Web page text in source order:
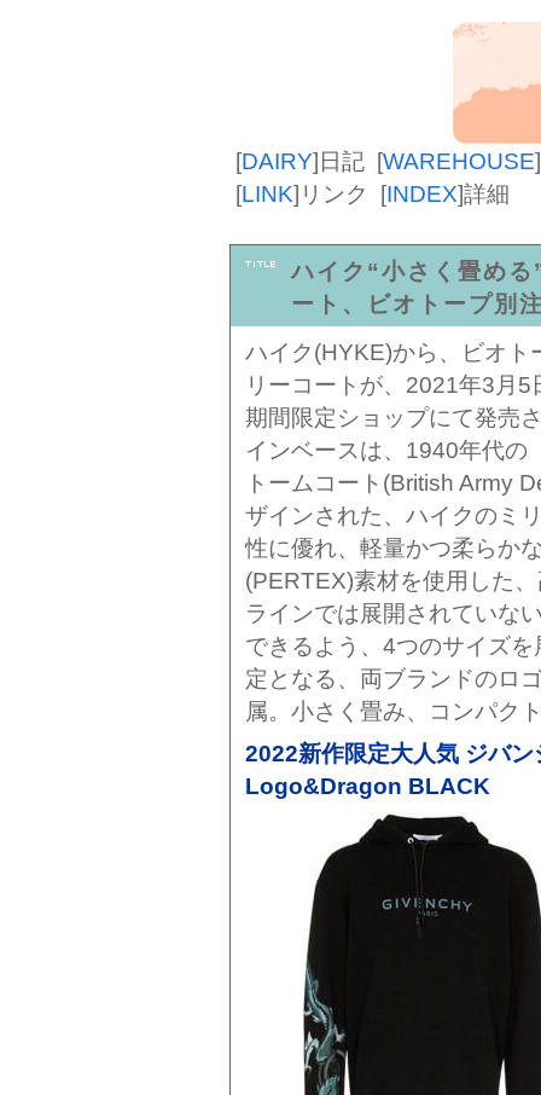
[DAIRY]日記 [WAREHOUSE]
[LINK] リンク [INDEX]詳細
ハイク“小さく畳め
ート、ビオトープ別
ハイク(HYKE)から、ビオト
リーコートが、2021年3月
期間限定ショップにて発売
インベースは、1940年代の
トームコート(British Army
ザインされた、ハイクのミ
性に優れ、軽量かつ柔らか
(PERTEX)素材を使用した
ラインでは展開されていな
できるよう、4つのサイズ
定となる、両ブランドのロ
属。小さく畳み、コンパク
2022新作限定大人気 ジバ
Logo&Dragon BLACK